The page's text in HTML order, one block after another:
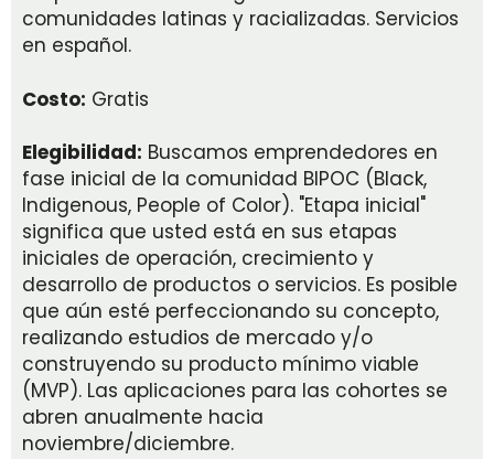
comunidades latinas y racializadas. Servicios
en español.
Costo: Gratis
Elegibilidad: Buscamos emprendedores en
fase inicial de la comunidad BIPOC (Black,
Indigenous, People of Color). "Etapa inicial"
significa que usted está en sus etapas
iniciales de operación, crecimiento y
desarrollo de productos o servicios. Es posible
que aún esté perfeccionando su concepto,
realizando estudios de mercado y/o
construyendo su producto mínimo viable
(MVP). Las aplicaciones para las cohortes se
abren anualmente hacia
noviembre/diciembre.